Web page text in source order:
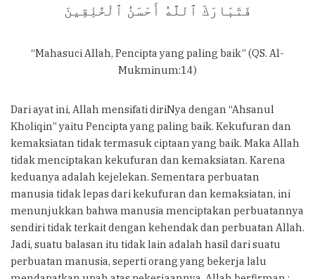
فَتَبَارَكَ ٱللَّهُ أَحْسَنُ ٱلْخَٰلِقِينَ
“Mahasuci Allah, Pencipta yang paling baik” (QS. Al-
Mukminum:14)
Dari ayat ini, Allah mensifati diriNya dengan “Ahsanul
Kholiqin” yaitu Pencipta yang paling baik. Kekufuran dan
kemaksiatan tidak termasuk ciptaan yang baik. Maka Allah
tidak menciptakan kekufuran dan kemaksiatan. Karena
keduanya adalah kejelekan. Sementara perbuatan
manusia tidak lepas dari kekufuran dan kemaksiatan, ini
menunjukkan bahwa manusia menciptakan perbuatannya
sendiri tidak terkait dengan kehendak dan perbuatan Allah.
Jadi, suatu balasan itu tidak lain adalah hasil dari suatu
perbuatan manusia, seperti orang yang bekerja lalu